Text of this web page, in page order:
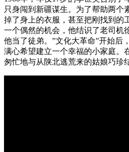
只身闯到新疆谋生。为了帮助两个
掉了身上的衣服，甚至把刚找到的
一个偶然的机会，他结识了老司机
他当了徒弟。”文化大革命”开始后
满心希望建立一个幸福的小家庭。
匆忙地与从陕北逃荒来的姑娘巧珍